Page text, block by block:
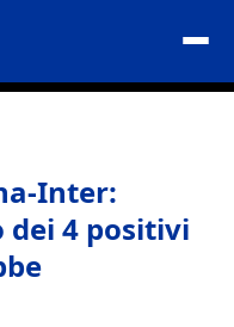
Inter:
dei 4 positivi